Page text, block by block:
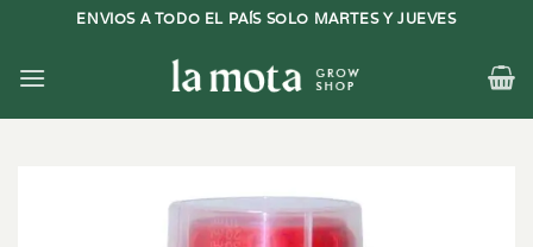
contenido
ENVIOS A TODO EL PAÍS SOLO MARTES Y JUEVES